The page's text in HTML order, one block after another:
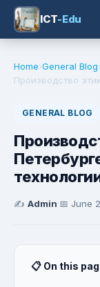
ICT-Edu
Home›General Blog›
Производство
GENERAL BLOG
✍️ Admin·📅 June
📋 On this